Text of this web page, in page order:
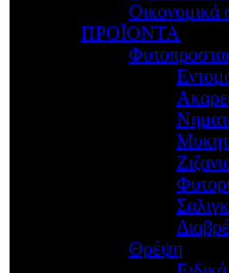
Οικονομικά
ΠΡΟΪΟΝΤΑ
Θρέψη